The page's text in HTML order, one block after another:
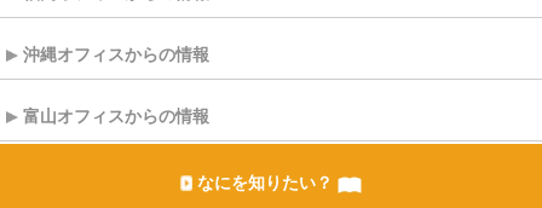
沖縄オフィスからの情報
富山オフィスからの情報
なにを知りたい？